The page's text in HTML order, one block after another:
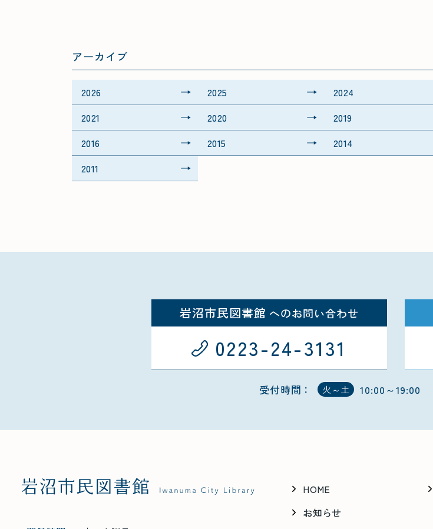
アーカイブ
2026 2025 2024
2021
2020 2019
2016
2015 2014
2011
岩沼市民図書館 へのお問い合わせ
0223-24-3131
受付時間： 火～土 10:00～19:00
HOME
お知らせ